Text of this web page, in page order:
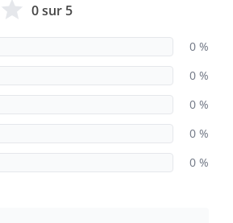
0 sur 5
0 %
0 %
0 %
0 %
0 %